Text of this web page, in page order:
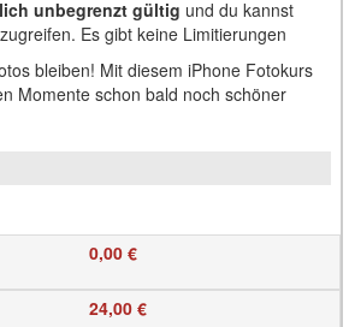
unbegrenzt gültig und du kannst
Es gibt keine Limitierungen
bleiben! Mit diesem iPhone Fotokurs
Momente schon bald noch schöner
0,00 €
24,00 €